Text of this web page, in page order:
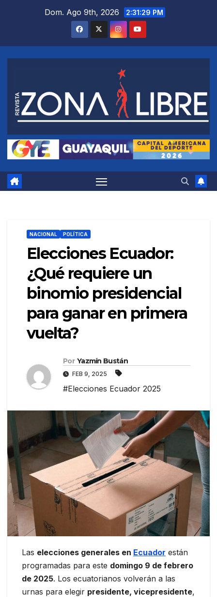
Dom. Ago 9th, 2026 2:31:30 PM
NACIONAL POLÍTICA
Elecciones Ecuador:
¿Qué requiere un
binomio presidencial
para ganar en primera
vuelta?
Por Yazmín Bustán
FEB 9, 2025
#Elecciones Ecuador 2025
Las elecciones generales en Ecuador están
programadas para este domingo 9 de febrero
de 2025. Los ecuatorianos volverán a las
urnas para elegir presidente, vicepresidente,